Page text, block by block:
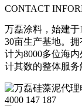
CONTACT
万磊涂料，始建
30亩生产基地。
计为8000多位海
计其数的整体服务
4000 147 187